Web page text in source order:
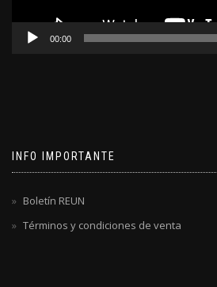
00:00
INFO IMPORTANTE
Boletín REUN
Términos y condiciones de venta